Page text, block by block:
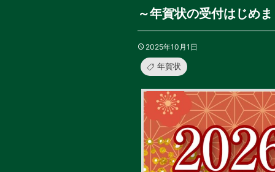
～年賀状の受付はじめ
2025年10月1日
年賀状